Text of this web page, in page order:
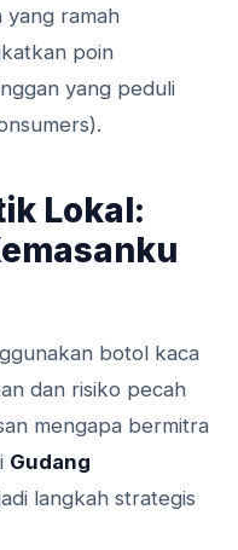
yang ramah
poin
yang peduli
Lokal:
botol kaca
dan risiko pecah
mengapa bermitra
Gudang
langkah strategis